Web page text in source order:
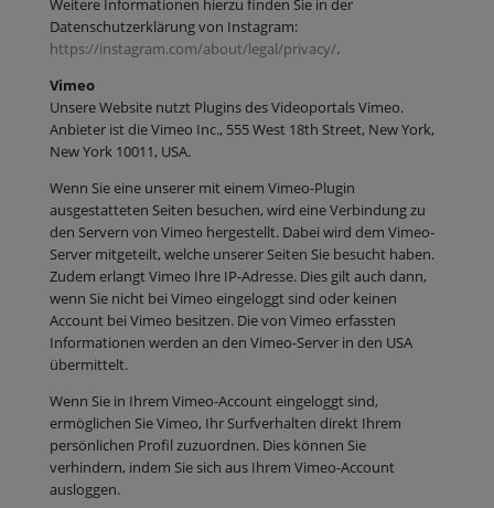
Weitere Informationen hierzu finden Sie in der
Datenschutzerklärung von Instagram:
https://instagram.com/about/legal/privacy/.
Vimeo
Unsere Website nutzt Plugins des Videoportals Vimeo.
Anbieter ist die Vimeo Inc., 555 West 18th Street, New York,
New York 10011, USA.
Wenn Sie eine unserer mit einem Vimeo-Plugin
ausgestatteten Seiten besuchen, wird eine Verbindung zu
den Servern von Vimeo hergestellt. Dabei wird dem Vimeo-
Server mitgeteilt, welche unserer Seiten Sie besucht haben.
Zudem erlangt Vimeo Ihre IP-Adresse. Dies gilt auch dann,
wenn Sie nicht bei Vimeo eingeloggt sind oder keinen
Account bei Vimeo besitzen. Die von Vimeo erfassten
Informationen werden an den Vimeo-Server in den USA
übermittelt.
Wenn Sie in Ihrem Vimeo-Account eingeloggt sind,
ermöglichen Sie Vimeo, Ihr Surfverhalten direkt Ihrem
persönlichen Profil zuzuordnen. Dies können Sie
verhindern, indem Sie sich aus Ihrem Vimeo-Account
ausloggen.